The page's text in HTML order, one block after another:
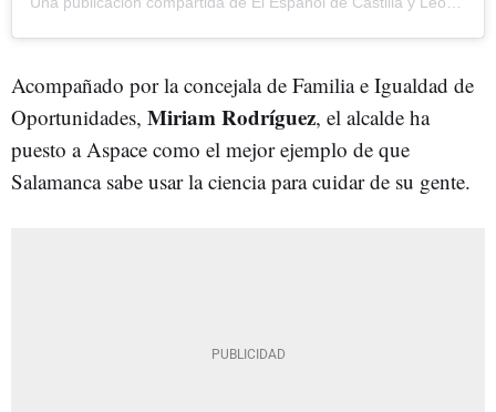
Acompañado por la concejala de Familia e Igualdad de
Oportunidades, Miriam Rodríguez, el alcalde ha
puesto a Aspace como el mejor ejemplo de que
Salamanca sabe usar la ciencia para cuidar de su gente.